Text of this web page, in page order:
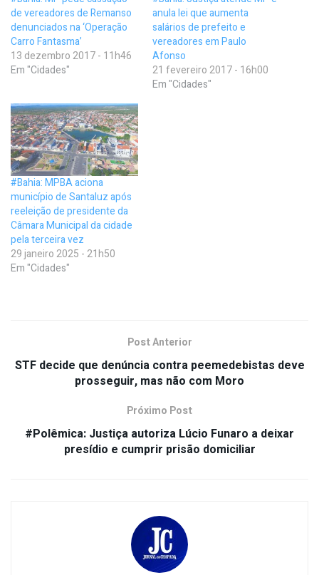
de vereadores de Remanso
denunciados na ‘Operação
Carro Fantasma’
13 dezembro 2017 - 11h46
Em "Cidades"
anula lei que aumenta
salários de prefeito e
vereadores em Paulo
Afonso
21 fevereiro 2017 - 16h00
Em "Cidades"
#Bahia: MPBA aciona
município de Santaluz após
reeleição de presidente da
Câmara Municipal da cidade
pela terceira vez
29 janeiro 2025 - 21h50
Em "Cidades"
Post Anterior
STF decide que denúncia contra peemedebistas deve
prosseguir, mas não com Moro
Próximo Post
#Polêmica: Justiça autoriza Lúcio Funaro a deixar
presídio e cumprir prisão domiciliar